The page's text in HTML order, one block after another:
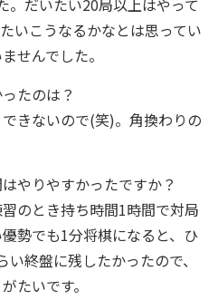
。だいたい20局以上はやって
いこうなるかなとは思ってい
せんでした。
たのは？
きないので(笑)。角換わりの
はやりやすかったですか？
のとき持ち時間1時間で対局
勢でも1分将棋になると、ひ
終盤に残したかったので、
たいです。